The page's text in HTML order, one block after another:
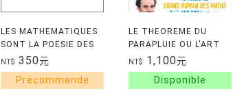
LES MATHEMATIQUES
SONT LA POESIE DES
SCIENCES
NT$ 350元
LE THEOREME DU
PARAPLUIE OU L'ART
D'OBSERVER LE
MONDE DANS LE BON
NT$ 1,100元